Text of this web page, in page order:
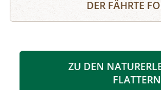
und Pflanzen ideale
Moorgeheimnis.Infos und
DER FÄHRTE
ZU DEN
FLATTERN